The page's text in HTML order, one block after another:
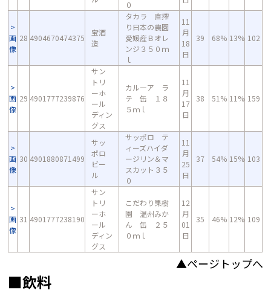
０
画
像
28 4904670474375
宝酒
造
タカラ 直搾
り日本の農園
愛媛産Ｂオレ
ンジ３５０ｍ
ｌ
11
月
18
日
39 68% 13% 102
画
像
29 4901777239876
サン
トリ
ーホ
ール
ディン
グス
カルーア ラ
テ 缶 １８
５ｍｌ
11
月
17
日
38 51% 11% 159
画
像
30 4901880871499
サッ
ポロ
ビー
ル
サッポロ テ
ィーズハイダ
ージリン＆マ
スカット３５
０
11
月
25
日
37 54% 15% 103
画
像
31 4901777238190
サン
トリ
ーホ
ール
ディン
グス
こだわり果樹
園 温州みか
ん 缶 ２５
０ｍｌ
12
月
01
日
35 46% 12% 109
▲ページトップへ
■飲料